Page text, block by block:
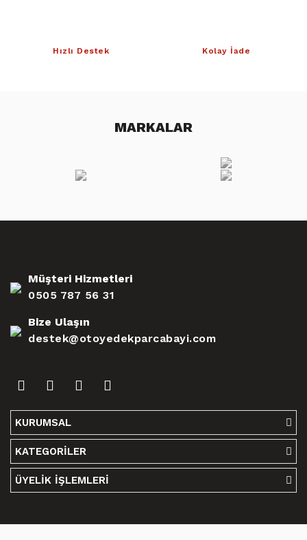
Hızlı Destek Kolay İade
MARKALAR
Müşteri Hizmetleri
0505 787 56 31
Bize Ulaşın
destek@otoyedekparcabayi.com
KURUMSAL
KATEGORİLER
ÜYELİK İŞLEMLERİ